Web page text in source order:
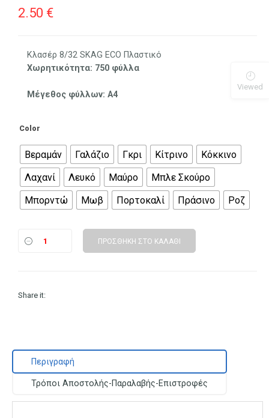
2.50 €
Κλασέρ 8/32 SKAG ECO Πλαστικό
Χωρητικότητα: 750 φύλλα
Μέγεθος φύλλων: Α4
Color
Βεραμάν Γαλάζιο Γκρι Κίτρινο
Κόκκινο
Λαχανί
Λευκό Μαύρο
Μπλε Σκούρο
Μπορντώ
Μωβ Πορτοκαλί Πράσινο Ροζ
ΠΡΟΣΘΉΚΗ ΣΤΟ ΚΑΛΆΘΙ
Share it:
Περιγραφή
Τρόποι Αποστολής-Παραλαβής-Επιστροφές
Viewed